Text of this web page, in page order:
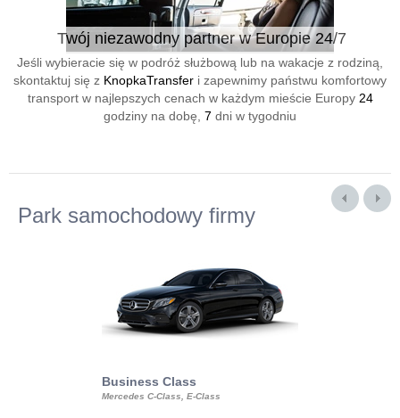
Twój niezawodny partner w Europie 24/7
Jeśli wybieracie się w podróż służbową lub na wakacje z rodziną,
skontaktuj się z KnopkaTransfer i zapewnimy państwu komfortowy
transport w najlepszych cenach w każdym mieście Europy 24
godziny na dobę, 7 dni w tygodniu
Park samochodowy firmy
Business Class
Mercedes C-Class, E-Class